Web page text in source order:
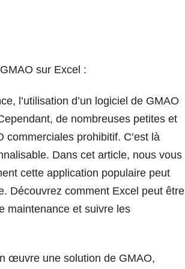
sur Excel :
l’utilisation d’un logiciel de GMAO
de nombreuses petites et
prohibitif. C’est là
Dans cet article, nous vous
cette application populaire peut
Découvrez comment Excel peut être
maintenance et suivre les
œuvre une solution de GMAO,